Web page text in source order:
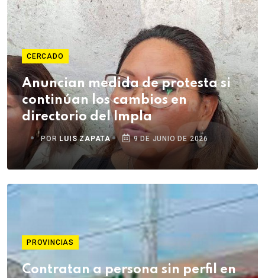
CERCADO
Anuncian medida de protesta si
continúan los cambios en
directorio del Impla
PORLUIS ZAPATA 9 DE JUNIO DE 2026
PROVINCIAS
Contratan a persona sin perfil en